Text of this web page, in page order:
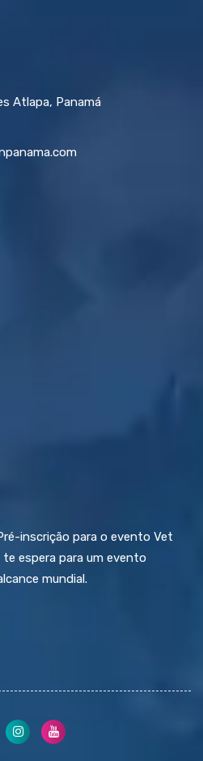
Atlapa, Panamá
inscrição para o evento Vet
espera para um evento
mundial.